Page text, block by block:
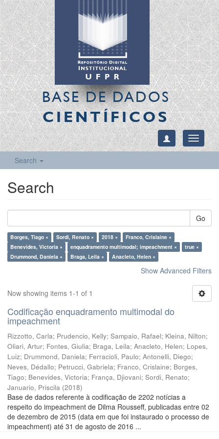
BASE DE DADOS
CIENTÍFICOS
Toggle
Search
Search
Go
Borges, Tiago × Sordi, Renato × 2018 ×
Franco, Crislaine ×
Benevides, Victoria ×
enquadramento multimodal; impeachment ×
true ×
Drummond, Daniela ×
Braga, Leila × Anacleto, Helen ×
Show Advanced Filters
Now showing items 1-1 of 1
Codificação enquadramento multimodal do
impeachment
Rizzotto, Carla; Prudencio, Kelly; Sampaio, Rafael; Kleina, Nilton;
Oliari, Artur; Fontes, Giulia; Braga, Leila; Anacleto, Helen; Lopes,
Luiz; Drummond, Daniela; Ferracioli, Paulo; Antonelli, Diego;
Neves, Dédallo; Petrucci, Gabriela; Franco, Crislaine; Borges,
Tiago; Benevides, Victoria; França, Djiovani; Sordi, Renato;
Januario, Priscila (2018)
Base de dados referente à codificação de 2202 notícias a
respeito do impeachment de Dilma Rousseff, publicadas entre 02
de dezembro de 2015 (data em que foi instaurado o processo de
impeachment) até 31 de agosto de 2016 ...